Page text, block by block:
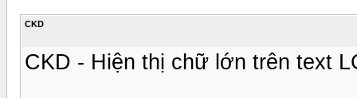
CKD
CKD - Hiện thị chữ lớn trên text